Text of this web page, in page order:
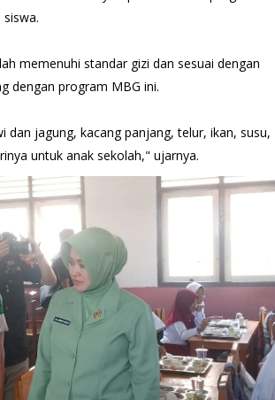
memenuhi standar gizi dan sesuai dengan
dengan program MBG ini.
dan jagung, kacang panjang, telur, ikan, susu,
untuk anak sekolah," ujarnya.